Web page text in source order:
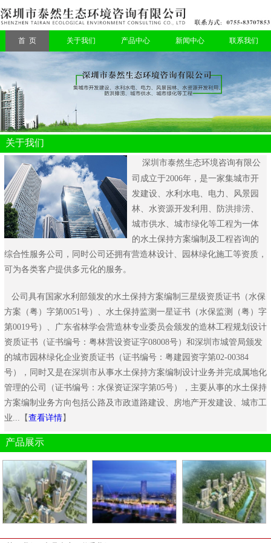
首 页 关于我们 产品中心 新闻中心 联系我们
关于我们
深圳市泰然生态环境咨询有限公
司 成立于2006年，是一家集城市开
发建设、水利水电、电力、风景园
林、水资源开发利用、防洪排涝、
城市供水、城市绿化等工程为一体
的水土保持方案编制及工程咨询的
综合性服务公司，同时公司还拥有营造林设计、园林绿化施工等资质，
可为各类客户提供多元化的服务。
公司具有国家水利部颁发的水土保持方案编制三星级资质证书（水保
方案（粤）字第0051号）、水土保持监测一星证书（水保监测（粤）字
第0019号）、广东省林学会营造林专业委员会颁发的造林工程规划设计
资质证书（证书编号：粤林营设资证字08008号）和深圳市城管局颁发
的城市园林绿化企业资质证书（证书编号：粤建园资字第02-00384
号），同时又是在深圳市从事水土保持方案编制设计业务并完成属地化
管理的公司（证书编号：水保资证深字第05号），主要从事的水土保持
方案编制业务方向包括公路及市政道路建设、房地产开发建设、城市工
业...【查看详情】
产品展示